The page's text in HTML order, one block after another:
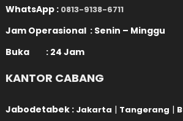
WhatsApp : 0813-9138-6711
Jam Operasional : Senin – Minggu
Buka : 24 Jam
KANTOR CABANG
Jabodetabek : Jakarta | Tangerang |